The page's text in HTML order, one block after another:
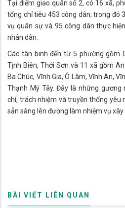
Tại điểm giao quân số 2, có 16 xã,
tổng chỉ tiêu 453 công dân; trong đó
vụ quân sự và 95 công dân thực
nhân dân.
Các tân binh đến từ 5 phường gồm
Tịnh Biên, Thới Sơn và 11 xã gồm
Ba Chúc, Vĩnh Gia, Ô Lâm, Vĩnh An,
Thạnh Mỹ Tây. Đây là những gương
chí, trách nhiệm và truyền thống yêu
sẵn sàng lên đường làm nhiệm vụ
BÀI VIẾT LIÊN QUAN